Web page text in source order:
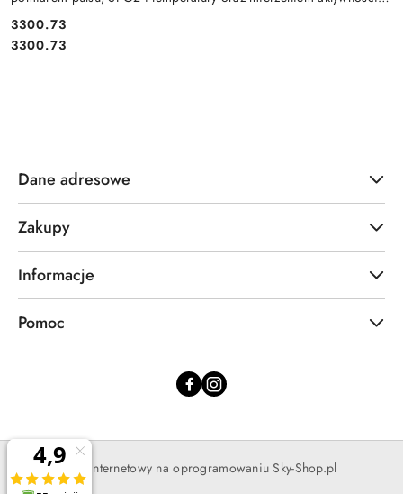
Cena:
3300.73
Cena:
3300.73
Dane adresowe
Zakupy
Informacje
Pomoc
Sklep internetowy na oprogramowaniu Sky-Shop.pl